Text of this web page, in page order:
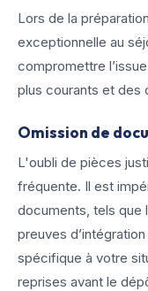
Lors de la
exceptionnelle au
compromettre
plus courants et des
Omission de
L'oubli de pièces
fréquente. Il est
documents, tels que
preuves
spécifique à votre
reprises avant le